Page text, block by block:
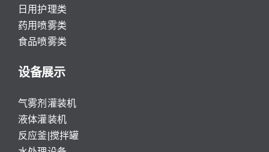
日用护理类
药用喷雾类
食品喷雾类
设备展示
气雾剂灌装机
液体灌装机
反应釜|搅拌罐